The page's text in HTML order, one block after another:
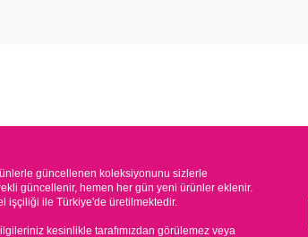
güncellenen koleksiyonunu sizlerle
güncellenir, hemen her gün yeni ürünler eklenir.
işçiliği ile Türkiye'de üretilmektedir.
kesinlikle tarafımızdan görülemez veya